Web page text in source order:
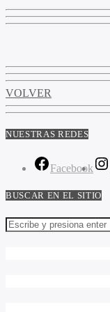
VOLVER
NUESTRAS REDES
Facebook
BUSCAR EN EL SITIO